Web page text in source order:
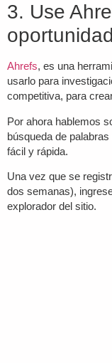
3. Use
Ahrefs, es una
usarlo para
competitiva, para
Por ahora hablemos
búsqueda de
fácil y rápida.
Una vez que se
dos semanas),
explorador del sitio.